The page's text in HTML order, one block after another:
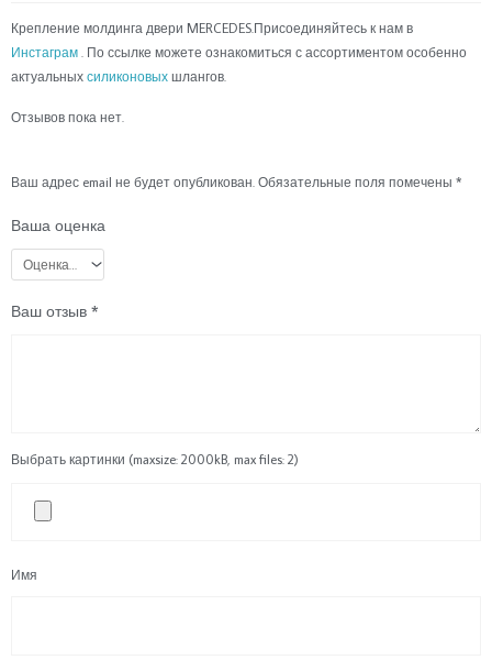
Крепление молдинга двери MERCEDES.Присоединяйтесь к нам в
Инстаграм . По ссылке можете ознакомиться с ассортиментом особенно
актуальных силиконовых шлангов.
Отзывов пока нет.
Ваш адрес email не будет опубликован. Обязательные поля помечены *
Ваша оценка
Ваш отзыв *
Выбрать картинки (maxsize: 2000kB, max files: 2)
Имя